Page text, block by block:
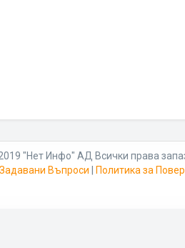
"Нет Инфо" АД Всички права
Въпроси Политика за